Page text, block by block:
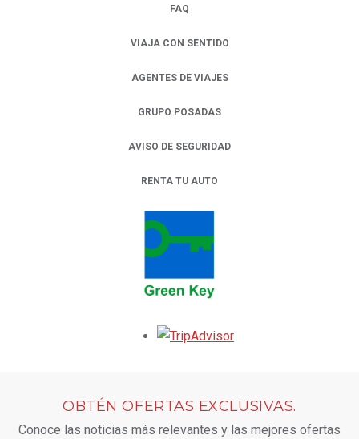
FAQ
VIAJA CON SENTIDO
AGENTES DE VIAJES
GRUPO POSADAS
AVISO DE SEGURIDAD
RENTA TU AUTO
OPENS IN A NEW TAB.
OBTÉN OFERTAS EXCLUSIVAS.
Conoce las noticias más relevantes y las mejores ofertas